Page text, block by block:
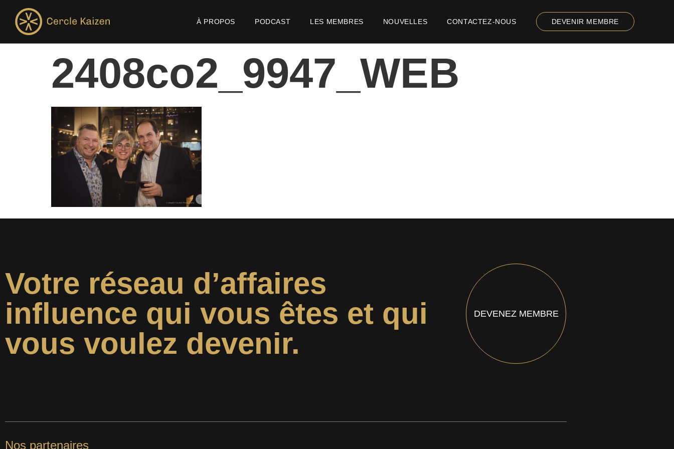
À PROPOS PODCAST LES MEMBRES NOUVELLES CONTACTEZ-NOUS DEVENIR MEMBRE
2408co2_9947_WEB
Votre réseau d’affaires
influence qui vous êtes et qui
vous voulez devenir.
DEVENEZ MEMBRE
Nos partenaires